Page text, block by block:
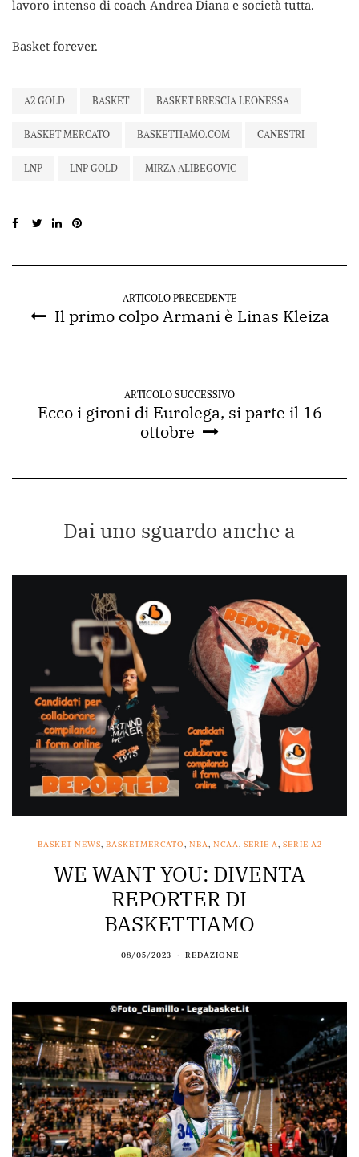
lavoro intenso di coach Andrea Diana e società tutta.
Basket forever.
A2 GOLD BASKET BASKET BRESCIA LEONESSA
BASKET MERCATO BASKETTIAMO.COM CANESTRI
LNP LNP GOLD MIRZA ALIBEGOVIC
ARTICOLO PRECEDENTE
Il primo colpo Armani è Linas Kleiza
ARTICOLO SUCCESSIVO
Ecco i gironi di Eurolega, si parte il 16
ottobre
Dai uno sguardo anche a
BASKET NEWS, BASKETMERCATO, NBA, NCAA, SERIE A, SERIE A2
WE WANT YOU: DIVENTA
REPORTER DI
BASKETTIAMO
08/05/2023 REDAZIONE